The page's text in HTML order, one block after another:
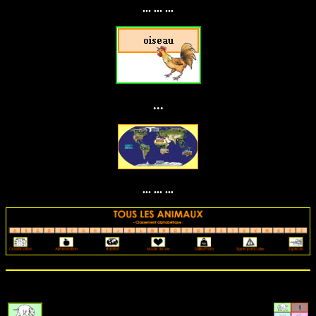
... ... ...
...
... ... ...